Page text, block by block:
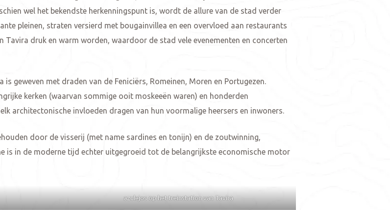
wel het bekendste herkenningspunt is, wordt de allure van de stad verder
pleinen, straten versierd met bougainvillea en een overvloed aan restaurants
Tavira druk en warm worden, waardoor de stad vele evenementen en concerten
geweven met draden van de Feniciërs, Romeinen, Moren en Portugezen.
kerken (waarvan sommige ooit moskeeën waren) en honderden
architectonische invloeden dragen van hun voormalige heersers en inwoners.
door de visserij (met name sardines en tonijn) en de zoutwinning,
is in de moderne tijd echter uitgegroeid tot de belangrijkste economische motor
azulejos op het treinstation van Tavira